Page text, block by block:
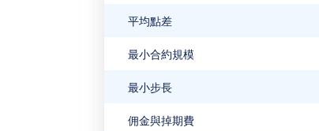
平均點差
最小合約規模
最小步長
佣金與掉期費